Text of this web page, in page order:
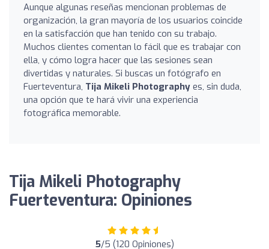
Aunque algunas reseñas mencionan problemas de
organización, la gran mayoría de los usuarios coincide
en la satisfacción que han tenido con su trabajo.
Muchos clientes comentan lo fácil que es trabajar con
ella, y cómo logra hacer que las sesiones sean
divertidas y naturales. Si buscas un fotógrafo en
Fuerteventura, Tija Mikeli Photography es, sin duda,
una opción que te hará vivir una experiencia
fotográfica memorable.
Tija Mikeli Photography
Fuerteventura: Opiniones
5/5 (120 Opiniones)